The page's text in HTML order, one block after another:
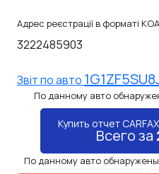
Адрес реєстрації в форматі
3222485903
Звiт по авто
По данному авто
Купить отчет
Всего за
По данному авто